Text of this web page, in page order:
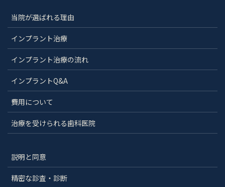
当院が選ばれる理由
インプラント治療
インプラント治療の流れ
インプラントQ&A
費用について
治療を受けられる歯科医院
説明と同意
精密な診査・診断